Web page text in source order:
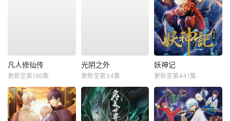
凡人修仙传
更新至第186集
光阴之外
更新至第34集
妖神记
更新至第441集